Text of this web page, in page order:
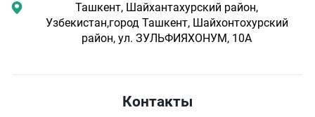
Ташкент, Шайхантахурский район,
Узбекистан,город Ташкент, Шайхонтохурский
район, ул. ЗУЛЬФИЯХОНУМ, 10А
Контакты